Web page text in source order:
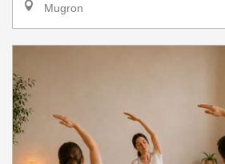
Mugron